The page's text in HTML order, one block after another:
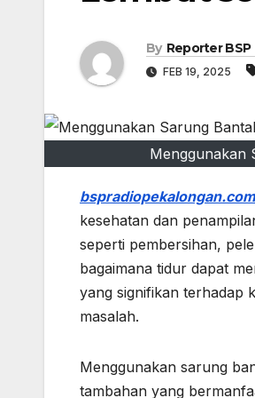
By Reporter BSP
FEB 19, 2025
Menggunakan
bspradiopekalongan.com
kesehatan dan
seperti pembersihan,
bagaimana tidur dapat
yang signifikan terhadap
masalah.
Menggunakan sarung
tambahan yang